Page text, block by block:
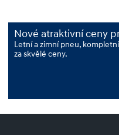
Nové atraktivní ceny
Letní a zimní pneu,
za skvělé ceny.